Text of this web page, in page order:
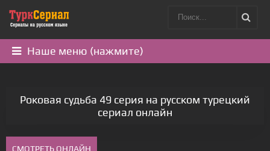
Наше меню (нажмите)
Роковая судьба 49 серия на русском турецкий
сериал онлайн
СМОТРЕТЬ ОНЛАЙН